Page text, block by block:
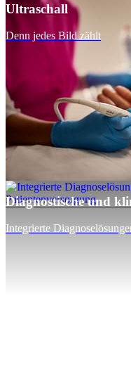
Ultraschall
Denn jedes Bild zählt
Diagnostische und
Integrierte